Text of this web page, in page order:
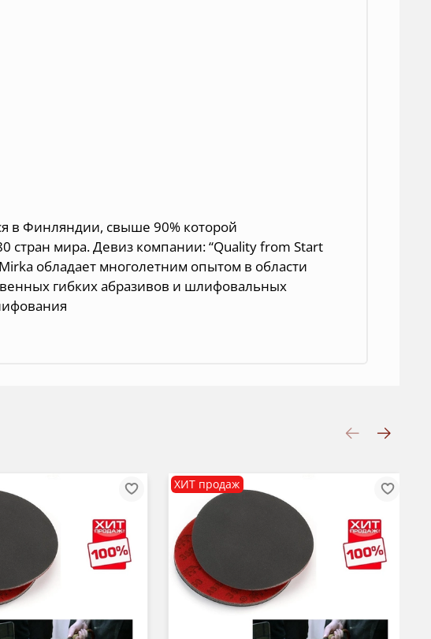
в Финляндии, свыше 90% которой
стран мира. Девиз компании: “Quality from Start
обладает многолетним опытом в области
гибких абразивов и шлифовальных
ХИТ продаж